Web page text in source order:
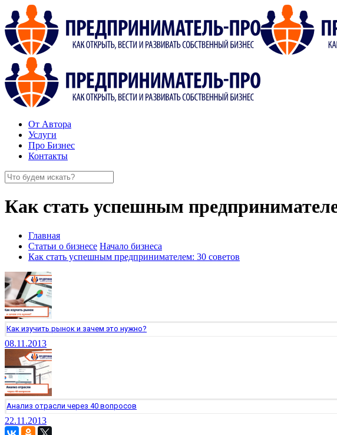
От Автора
Услуги
Про Бизнес
Контакты
Как стать успешным
Главная
Статьи о бизнесе Начало бизнеса
Как стать успешным предпринимателем: 30 советов
Как изучить рынок и зачем это нужно?
08.11.2013
Анализ отрасли через 40 вопросов
22.11.2013